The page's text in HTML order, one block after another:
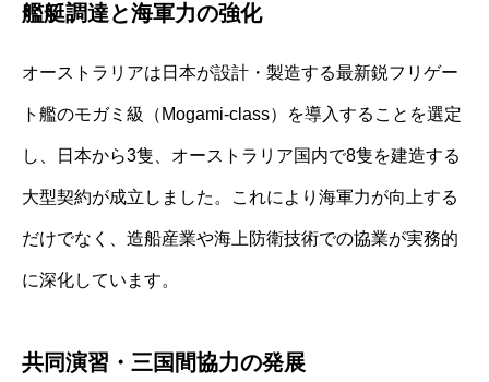
艦艇調達と海軍力の強化
オーストラリアは日本が設計・製造する最新鋭フリゲー
ト艦のモガミ級（Mogami-class）を導入することを選定
し、日本から3隻、オーストラリア国内で8隻を建造する
大型契約が成立しました。これにより海軍力が向上する
だけでなく、造船産業や海上防衛技術での協業が実務的
に深化しています。
共同演習・三国間協力の発展